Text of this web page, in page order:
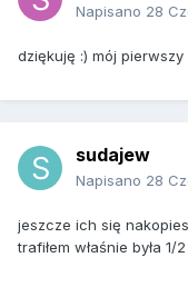
Napisano 28
dziękuję :) mój
sudajew
Napisano 28
jeszcze ich się
trafiłem właśnie była 1/